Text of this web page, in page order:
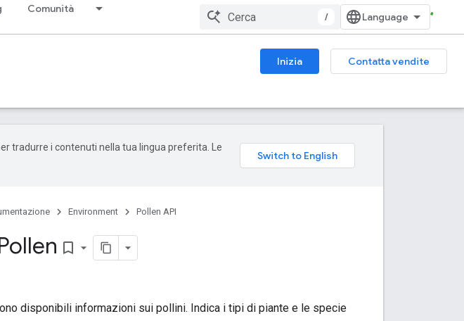
Comunità
/
Inizia
Contatta vendite
tradurre i contenuti nella tua lingua preferita. Le
Environment Pollen API
bookmark_border
disponibili informazioni sui pollini. Indica i tipi di piante e le specie